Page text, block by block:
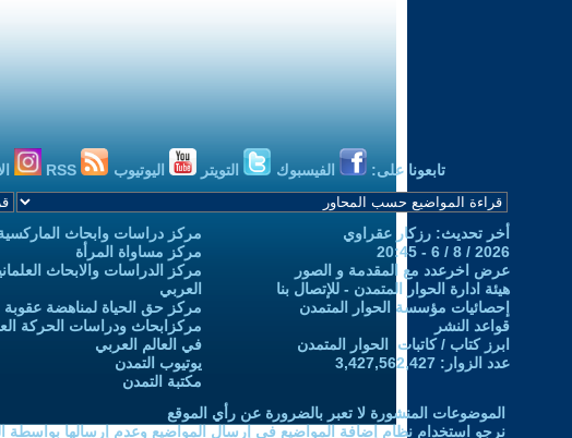
تابعونا على: الفيسبوك التويتر اليوتيوب
أخر تحديث: رزكار عقراوي
2026 / 8 / 6 - 20:45
عرض اخرعدد مع المقدمة و الصور
هيئة ادارة الحوار المتمدن - للإتصال بنا
إحصائيات مؤسسة الحوار المتمدن
قواعد النشر
ابرز كتاب / كاتبات الحوار المتمدن
عدد الزوار: 3,427,562,427
مركز دراسات وابحاث الماركسية
مركز مساواة المرأة
مركز الدراسات والابحاث
العربي
مركز حق الحياة لمناهضة عقوبة
مركزابحاث ودراسات الحركة
في العالم العربي
يوتيوب التمدن
مكتبة التمدن
الموضوعات المنشورة لا تعبر بالضرورة عن رأي الموقع
نرجو استخدام نظام إضافة المواضيع في إرسال المواضيع وعدم إرسالها بواسطة